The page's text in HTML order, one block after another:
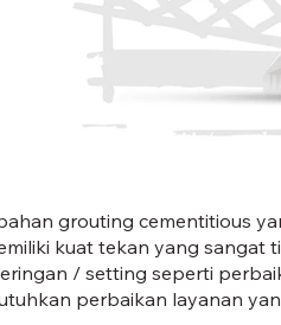
grouting cementitious
kuat tekan yang
/ setting seperti
perbaikan layanan